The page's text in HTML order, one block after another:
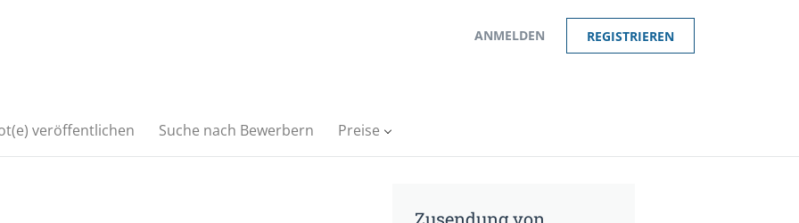
ANMELDEN REGISTRIEREN
veröffentlichen Suche nach Bewerbern Preise